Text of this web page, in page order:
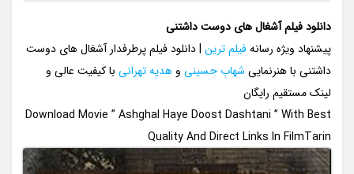
دانلود فیلم آشغال های دوست داشتنی
پیشنهاد ویژه رسانهفیلم ترین | دانلود فیلم پرطرفدار آشغال های دوست
داشتنی با هنرنمایی شهاب حسینی وهدیه تهرانی با کیفیت عالی و
لینک مستقیم رایگان
Download Movie ” Ashghal Haye Doost Dashtani ” With Best
Quality And Direct Links In FilmTarin